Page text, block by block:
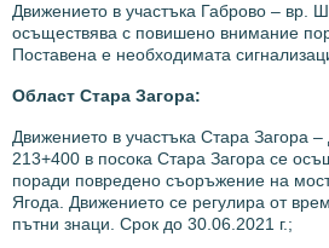
Движението в участъка Габрово – вр.
осъществява с повишено внимание
Поставена е необходимата
Област Стара Загора:
Движението в участъка Стара Загора
213+400 в посока Стара Загора се
поради повредено съоръжение на
Ягода. Движението се регулира от
пътни знаци. Срок до 30.06.2021 г.;